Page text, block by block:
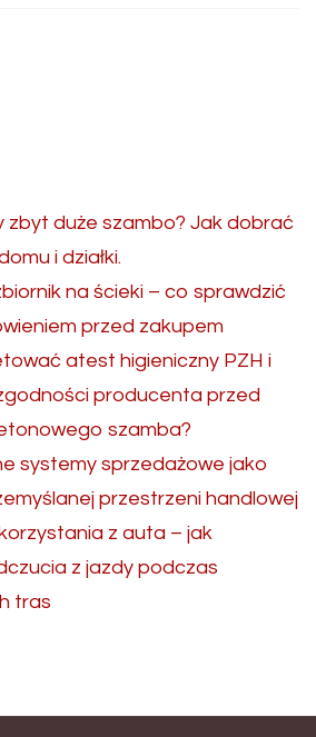
zbyt duże szambo? Jak dobrać
i działki.
na ścieki – co sprawdzić
przed zakupem
atest higieniczny PZH i
producenta przed
szamba?
systemy sprzedażowe jako
przestrzeni handlowej
z auta – jak
z jazdy podczas
tras